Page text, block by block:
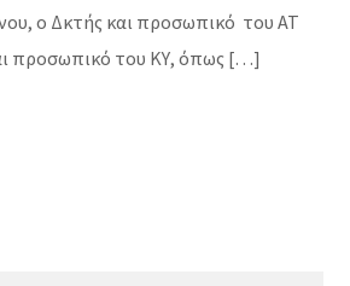
ο Δκτής και προσωπικό του ΑΤ
προσωπικό του ΚΥ, όπως […]